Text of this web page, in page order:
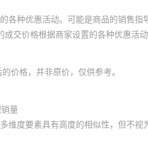
种优惠活动。可能是商品的销售指
交价格根据商家设置的各种优惠活
价格，并非原价，仅供参考。
量
度要素具有高度的相似性，但不视